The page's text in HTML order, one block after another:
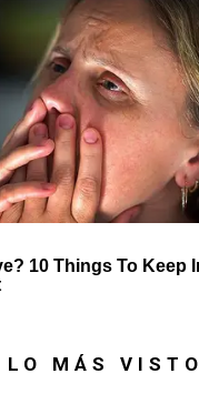
LO MÁS VISTO